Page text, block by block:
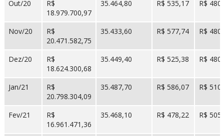
Out/20
R$
18.979.700,97
35.464,80 R$ 535,17 R$
Nov/20
R$
20.471.582,75
35.433,60 R$ 577,74 R$
Dez/20
R$
18.624.300,68
35.449,40 R$ 525,38 R$
Jan/21
R$
20.798.304,09
35.487,70 R$ 586,07 R$
Fev/21
R$
16.961.471,36
35.468,10 R$ 478,22 R$